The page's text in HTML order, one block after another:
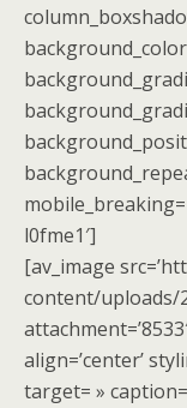
mobile_breaking=
l0fme1′]
[av_image
content/uploads/
align=’center’
target= »